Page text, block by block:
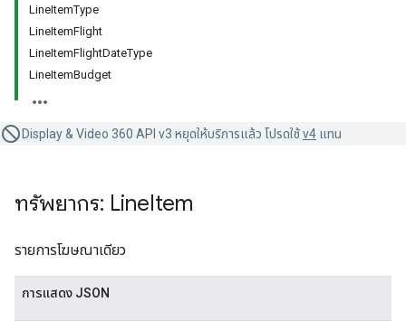
LineItemType
LineItemFlight
LineItemFlightDateType
LineItemBudget
Display & Video 360 API v3 หยุดให้บริการแล้ว โปรดใช้v4 แทน
ทรัพยากร: LineItem
รายการโฆษณาเดียว
การแสดง JSON